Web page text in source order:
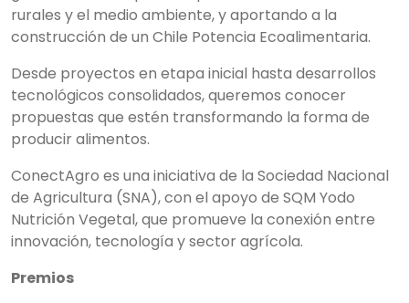
rurales y el medio ambiente, y aportando a la
construcción de un Chile Potencia Ecoalimentaria.
Desde proyectos en etapa inicial hasta desarrollos
tecnológicos consolidados, queremos conocer
propuestas que estén transformando la forma de
producir alimentos.
ConectAgro es una iniciativa de la Sociedad Nacional
de Agricultura (SNA), con el apoyo de SQM Yodo
Nutrición Vegetal, que promueve la conexión entre
innovación, tecnología y sector agrícola.
Premios